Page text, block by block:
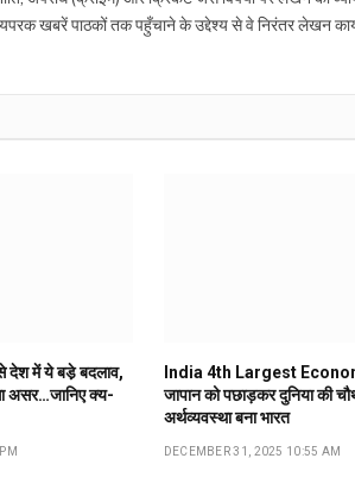
खबरें पाठकों तक पहुँचाने के उद्देश्य से वे निरंतर लेखन
में ये बडे़ बदलाव,
असर…जानिए क्य-
India 4th Largest
जापान को पछाड़कर दुनिया की
अर्थव्यवस्था बना भारत
DECEMBER 31, 2025 10:55 AM